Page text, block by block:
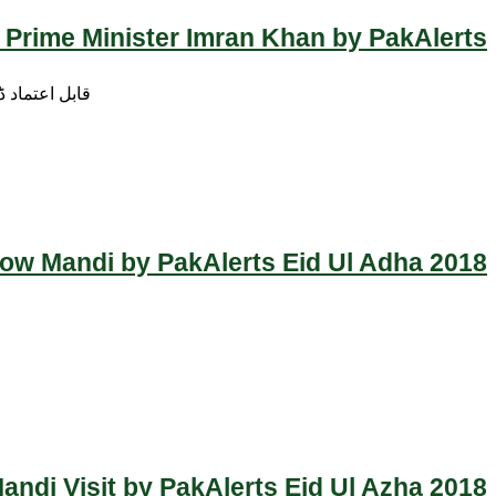
Minister Imran Khan by PakAlerts
Mandi by PakAlerts Eid Ul Adha 2018
Visit by PakAlerts Eid Ul Azha 2018
قابل